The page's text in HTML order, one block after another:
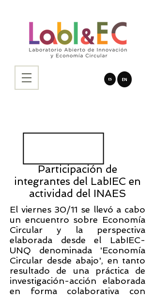
Participación de
integrantes del LabIEC en
actividad del INAES
El viernes 30/11 se llevó a cabo
un encuentro sobre Economía
Circular y la perspectiva
elaborada desde el LabIEC-
UNQ denominada 'Economía
Circular desde abajo', en tanto
resultado de una práctica de
investigación-acción elaborada
en forma colaborativa con